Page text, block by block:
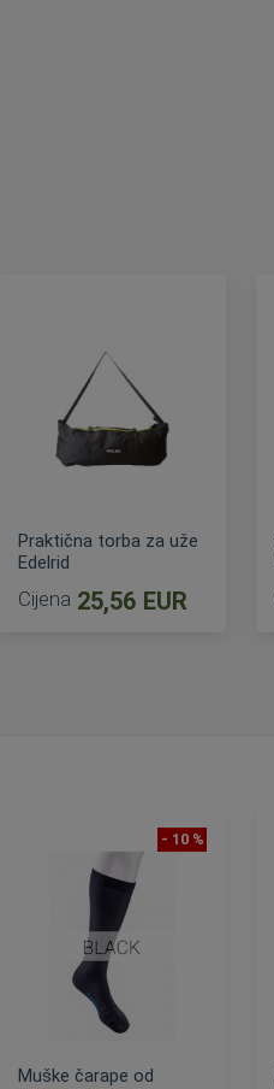
Praktična torba za uže
Edelrid
Cijena 25,56 EUR
- 10 %
Muške čarape od